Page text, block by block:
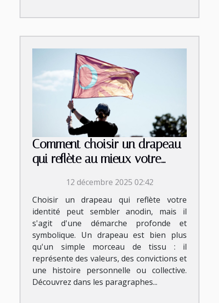
Comment choisir un drapeau
qui reflète au mieux votre
12 décembre 2025 02:42
Choisir un drapeau qui reflète votre
identité peut sembler anodin, mais il
s'agit d'une démarche profonde et
symbolique. Un drapeau est bien plus
qu'un simple morceau de tissu : il
représente des valeurs, des convictions et
une histoire personnelle ou collective.
Découvrez dans les paragraphes...